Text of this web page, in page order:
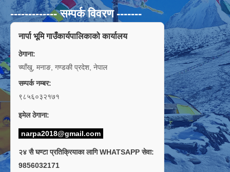
------------- सम्पर्क विवरण -------
नार्पा भूमि गाउँकार्यपालिकाको कार्यालय
ठेगाना:
च्याँखु, मनाङ, गण्डकी प्रदेश, नेपाल
सम्पर्क नम्बर:
९८५६०३२१७१
इमेल ठेगाना:
narpa2018@gmail.com
२४ सै घण्टा प्रतिक्रियाका लागि WHATSAPP सेवा:
9856032171